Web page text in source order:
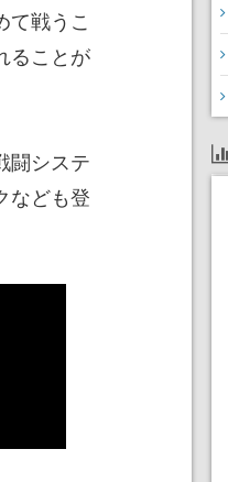
て戦うこ
ることが
闘システ
なども登